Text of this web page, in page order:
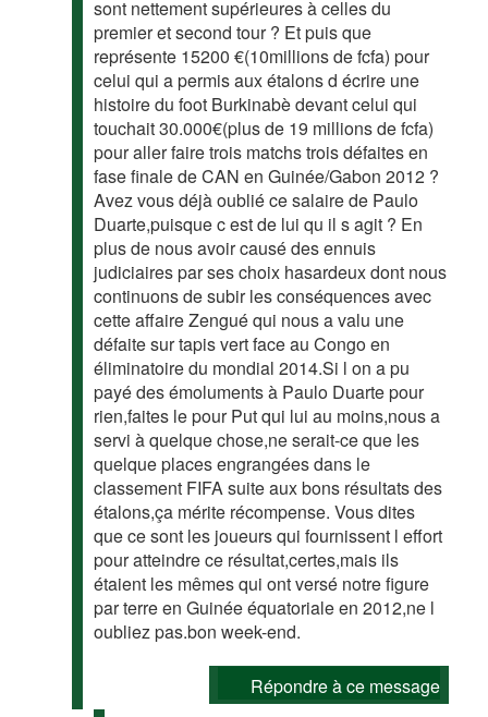
sont nettement supérieures à celles du
premier et second tour ? Et puis que
représente 15200 €(10millions de fcfa) pour
celui qui a permis aux étalons d écrire une
histoire du foot Burkinabè devant celui qui
touchait 30.000€(plus de 19 millions de fcfa)
pour aller faire trois matchs trois défaites en
fase finale de CAN en Guinée/Gabon 2012 ?
Avez vous déjà oublié ce salaire de Paulo
Duarte,puisque c est de lui qu il s agit ? En
plus de nous avoir causé des ennuis
judiciaires par ses choix hasardeux dont nous
continuons de subir les conséquences avec
cette affaire Zengué qui nous a valu une
défaite sur tapis vert face au Congo en
éliminatoire du mondial 2014.Si l on a pu
payé des émoluments à Paulo Duarte pour
rien,faites le pour Put qui lui au moins,nous a
servi à quelque chose,ne serait-ce que les
quelque places engrangées dans le
classement FIFA suite aux bons résultats des
étalons,ça mérite récompense. Vous dites
que ce sont les joueurs qui fournissent l effort
pour atteindre ce résultat,certes,mais ils
étaient les mêmes qui ont versé notre figure
par terre en Guinée équatoriale en 2012,ne l
oubliez pas.bon week-end.
Répondre à ce message